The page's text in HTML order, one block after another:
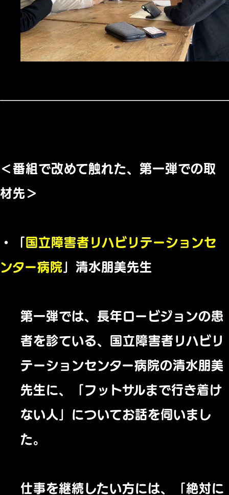
＜番組で改めて触れた、第一弾での取
材先＞
・「 国立障害者リハビリテーションセ
ンター病院 」清水朋美先生
第一弾では、長年ロービジョンの患
者を診ている、国立障害者リハビリ
テーションセンター病院の清水朋美
先生に、「フットサルまで行き着け
ない人」についてお話を伺いまし
た。
仕事を継続したい方には、「絶対に